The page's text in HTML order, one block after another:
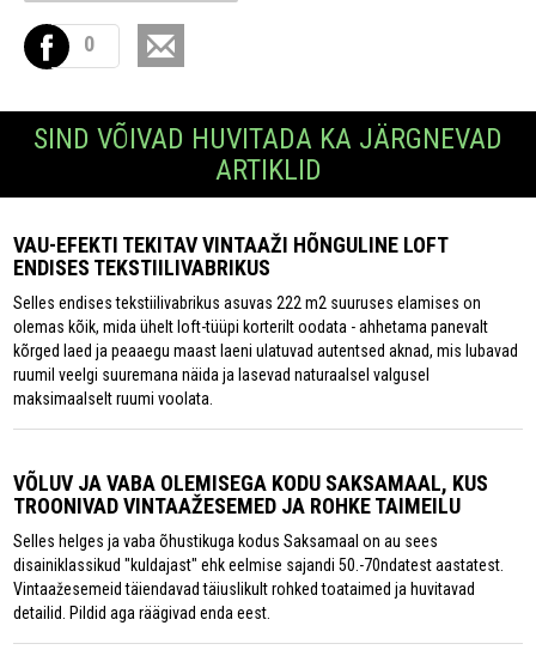
0
SIND VÕIVAD HUVITADA KA JÄRGNEVAD
ARTIKLID
VAU-EFEKTI TEKITAV VINTAAŽI HÕNGULINE LOFT
ENDISES TEKSTIILIVABRIKUS
Selles endises tekstiilivabrikus asuvas 222 m2 suuruses elamises on
olemas kõik, mida ühelt loft-tüüpi korterilt oodata - ahhetama panevalt
kõrged laed ja peaaegu maast laeni ulatuvad autentsed aknad, mis lubavad
ruumil veelgi suuremana näida ja lasevad naturaalsel valgusel
maksimaalselt ruumi voolata.
VÕLUV JA VABA OLEMISEGA KODU SAKSAMAAL, KUS
TROONIVAD VINTAAŽESEMED JA ROHKE TAIMEILU
Selles helges ja vaba õhustikuga kodus Saksamaal on au sees
disainiklassikud "kuldajast" ehk eelmise sajandi 50.-70ndatest aastatest.
Vintaažesemeid täiendavad täiuslikult rohked toataimed ja huvitavad
detailid. Pildid aga räägivad enda eest.